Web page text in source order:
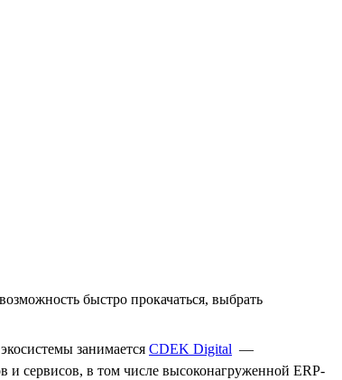
быстро прокачаться, выбрать
занимается CDEK Digital —
и сервисов, в том числе высоконагруженной ERP-